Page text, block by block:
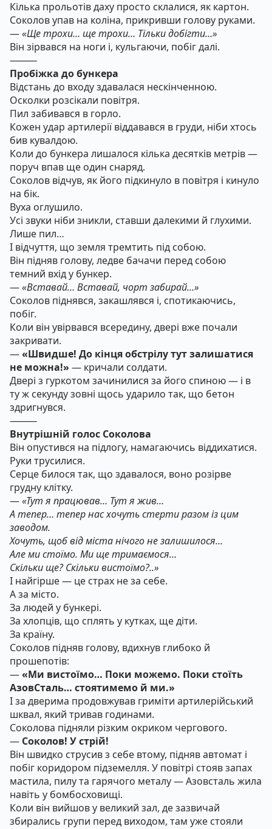
Кілька прольотів даху просто склалися, як картон.
Соколов упав на коліна, прикривши голову руками.
—«Ще трохи… ще трохи… Тільки добігти…»
Він зірвався на ноги і, кульгаючи, побіг далі.
⸻
Пробіжка до бункера
Відстань до входу здавалася нескінченною.
Осколки розсікали повітря.
Пил забивався в горло.
Кожен удар артилерії віддавався в груди, ніби хтось
бив кувалдою.
Коли до бункера лишалося кілька десятків метрів —
поруч впав ще один снаряд.
Соколов відчув, як його підкинуло в повітря і кинуло
на бік.
Вуха оглушило.
Усі звуки ніби зникли, ставши далекими й глухими.
Лише пил…
І відчуття, що земля тремтить під собою.
Він підняв голову, ледве бачачи перед собою
темний вхід у бункер.
—«Вставай… Вставай, чорт забирай…»
Соколов піднявся, закашлявся і, спотикаючись,
побіг.
Коли він увірвався всередину, двері вже почали
закривати.
—«Швидше! До кінця обстрілу тут залишатися
не можна!» — кричали солдати.
Двері з гуркотом зачинилися за його спиною — і в
ту ж секунду зовні щось ударило так, що бетон
здригнувся.
⸻
Внутрішній голос Соколова
Він опустився на підлогу, намагаючись віддихатися.
Руки трусилися.
Серце билося так, що здавалося, воно розірве
грудну клітку.
—«Тут я працював… Тут я жив…
А тепер… тепер нас хочуть стерти разом із цим
заводом.
Хочуть, щоб від міста нічого не залишилося…
Але ми стоїмо. Ми ще тримаємося…
Скільки ще? Скільки вистоїмо?..»
І найгірше — це страх не за себе.
А за місто.
За людей у бункері.
За хлопців, що сплять у кутках, ще діти.
За країну.
Соколов підняв голову, вдихнув глибоко й
прошепотів:
—«Ми вистоїмо… Поки можемо. Поки стоїть
АзовСталь… стоятимемо й ми.»
І за дверима продовжував гриміти артилерійський
шквал, який тривав годинами.
Соколова підняли різким окриком чергового.
— Соколов! У стрій!
Він швидко струсив з себе втому, підняв автомат і
побіг коридором підземелля. У повітрі стояв запах
мастила, пилу та гарячого металу — Азовсталь жила
навіть у бомбосховищі.
Коли він вийшов у великий зал, де зазвичай
збирались групи перед виходом, там уже стояли